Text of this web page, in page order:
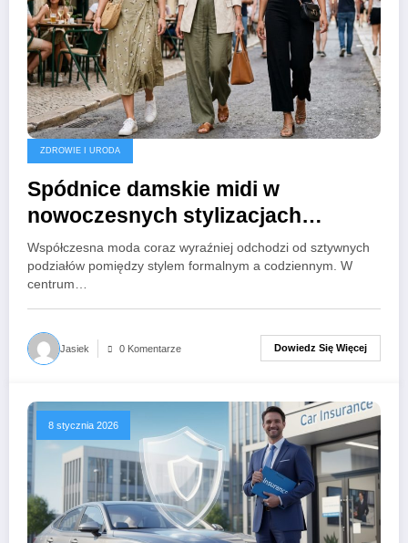
ZDROWIE I URODA
Spódnice damskie midi w
nowoczesnych stylizacjach
miejskich
Współczesna moda coraz wyraźniej odchodzi od sztywnych
podziałów pomiędzy stylem formalnym a codziennym. W
centrum…
Jasiek 0 Komentarze Dowiedz Się Więcej
8 stycznia 2026